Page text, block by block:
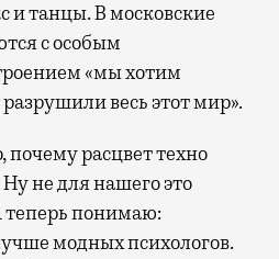
и танцы. В московские
с особым
«мы хотим
весь этот мир».
почему расцвет техно
не для нашего это
теперь понимаю:
модных психологов.